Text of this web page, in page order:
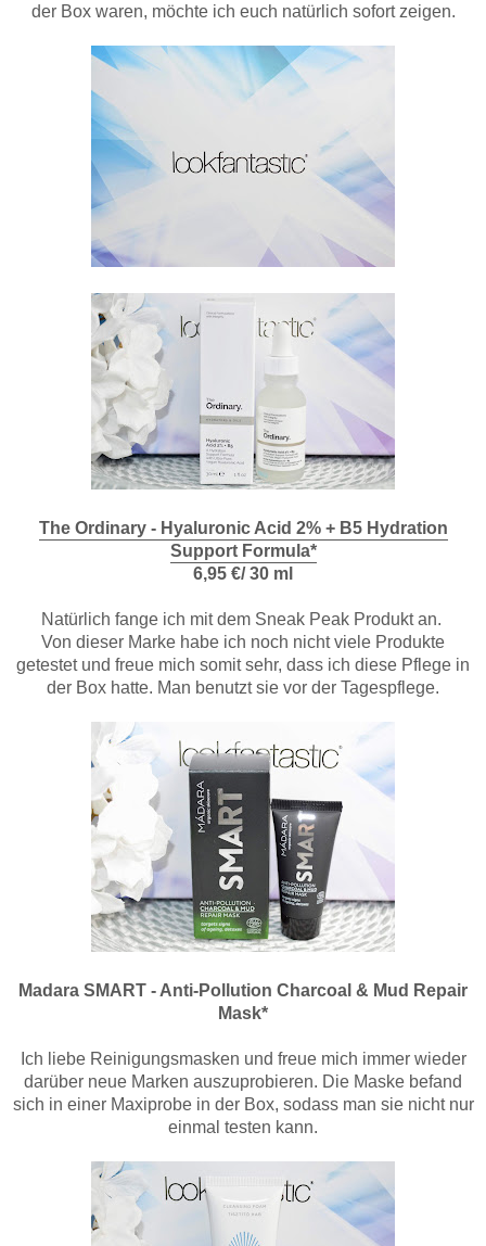
der Box waren, möchte ich euch natürlich sofort zeigen.
The Ordinary - Hyaluronic Acid 2% + B5 Hydration
Support Formula*
6,95 €/ 30 ml
Natürlich fange ich mit dem Sneak Peak Produkt an.
Von dieser Marke habe ich noch nicht viele Produkte
getestet und freue mich somit sehr, dass ich diese Pflege in
der Box hatte. Man benutzt sie vor der Tagespflege.
Madara SMART - Anti-Pollution Charcoal & Mud Repair
Mask*
Ich liebe Reinigungsmasken und freue mich immer wieder
darüber neue Marken auszuprobieren. Die Maske befand
sich in einer Maxiprobe in der Box, sodass man sie nicht nur
einmal testen kann.